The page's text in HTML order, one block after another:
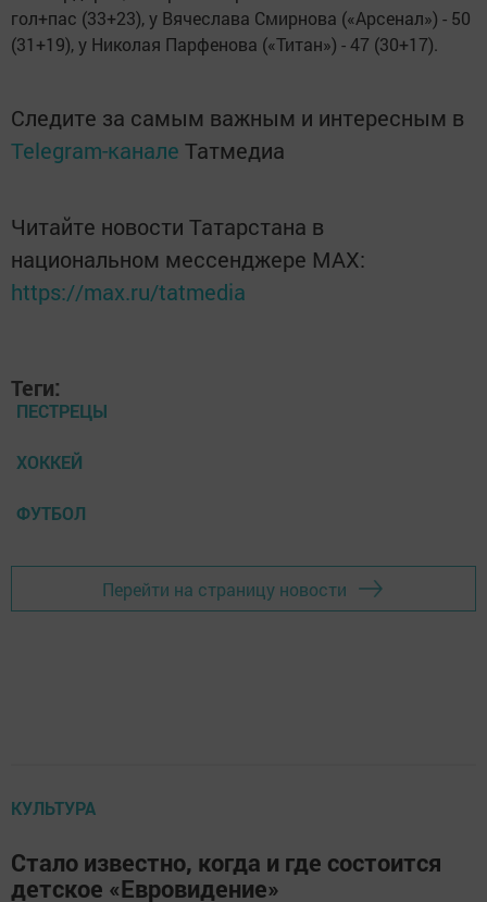
гол+пас (33+23), у Вячеслава Смирнова («Арсенал») - 50
(31+19), у Николая Парфенова («Титан») - 47 (30+17).
Следите за самым важным и интересным в
Telegram-канале Татмедиа
Читайте новости Татарстана в
национальном мессенджере MАХ:
https://max.ru/tatmedia
Теги:
ПЕСТРЕЦЫ
ХОККЕЙ
ФУТБОЛ
Перейти на страницу новости
КУЛЬТУРА
Стало известно, когда и где состоится
детское «Евровидение»